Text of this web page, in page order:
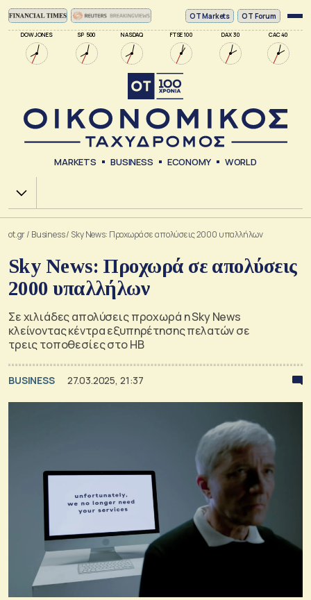
DOW JONES SP 500 NASDAQ FTSE 100 DAX 30 CAC 40
ΟΤ Markets OT Forum
MARKETS BUSINESS ECONOMY WORLD
Χ.Α.
ot.gr/ Business/ Sky News: Προχωρά σε απολύσεις 2000 υπαλλήλων
Sky News: Προχωρά σε απολύσεις
2000 υπαλλήλων
Σε χιλιάδες απολύσεις προχωρά η Sky News
κλείνοντας κέντρα εξυπηρέτησης πελατών σε
τρεις τοποθεσίες στο ΗΒ
BUSINESS 27.03.2025, 21:37